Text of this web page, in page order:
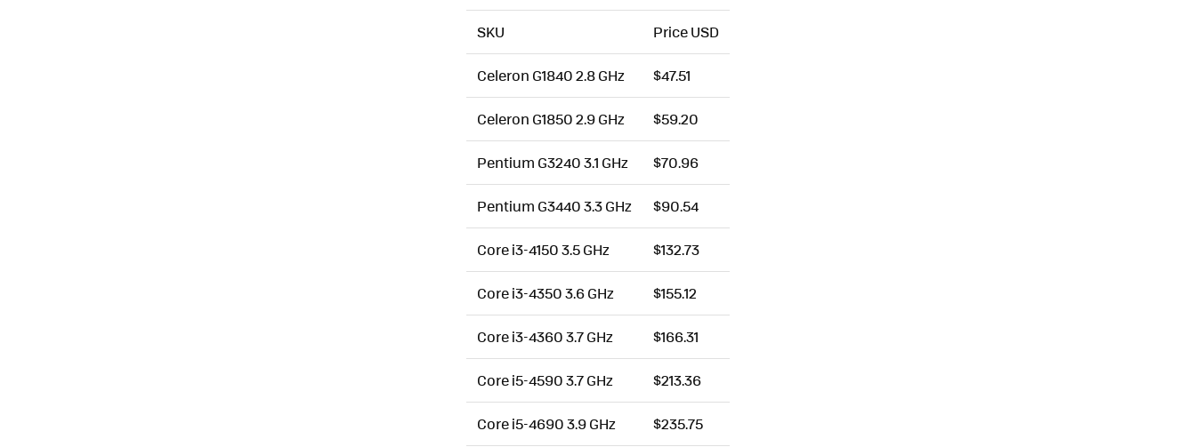
SKU Price USD
Celeron G1840 2.8 GHz $47.51
Celeron G1850 2.9 GHz $59.20
Pentium G3240 3.1 GHz $70.96
Pentium G3440 3.3 GHz $90.54
Core i3-4150 3.5 GHz $132.73
Core i3-4350 3.6 GHz $155.12
Core i3-4360 3.7 GHz $166.31
Core i5-4590 3.7 GHz $213.36
Core i5-4690 3.9 GHz $235.75